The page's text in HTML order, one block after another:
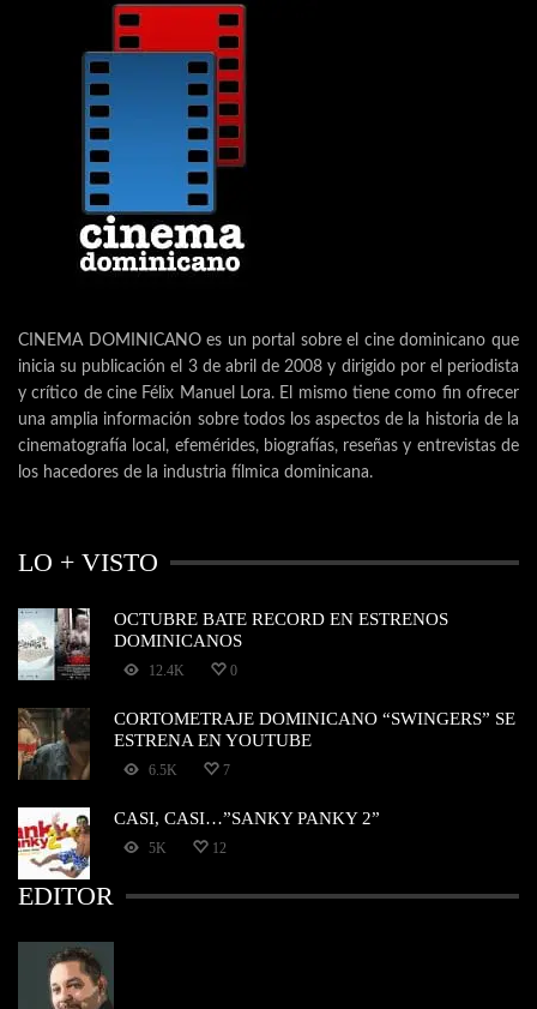
CINEMA DOMINICANO es un portal sobre el cine dominicano que
inicia su publicación el 3 de abril de 2008 y dirigido por el periodista
y crítico de cine Félix Manuel Lora. El mismo tiene como fin ofrecer
una amplia información sobre todos los aspectos de la historia de la
cinematografía local, efemérides, biografías, reseñas y entrevistas de
los hacedores de la industria fílmica dominicana.
LO + VISTO
OCTUBRE BATE RECORD EN ESTRENOS
DOMINICANOS
12.4K 0
CORTOMETRAJE DOMINICANO “SWINGERS” SE
ESTRENA EN YOUTUBE
6.5K 7
CASI, CASI…”SANKY PANKY 2”
5K 12
EDITOR